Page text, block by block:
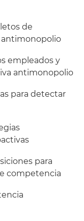
de
empleados y
antimonopolio
para detectar
para
competencia